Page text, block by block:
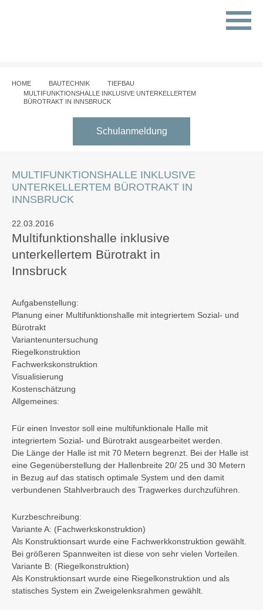
HOME BAUTECHNIK
TIEFBAU
MULTIFUNKTIONSHALLE INKLUSIVE UNTERKELLERTEM
BÜROTRAKT IN INNSBRUCK
Schulanmeldung
MULTIFUNKTIONSHALLE INKLUSIVE
UNTERKELLERTEM BÜROTRAKT IN
INNSBRUCK
22.03.2016
Multifunktionshalle inklusive
unterkellertem Bürotrakt in
Innsbruck
Aufgabenstellung:
Planung einer Multifunktionshalle mit integriertem Sozial- und
Bürotrakt
Variantenuntersuchung
Riegelkonstruktion
Fachwerkskonstruktion
Visualisierung
Kostenschätzung
Allgemeines:
Für einen Investor soll eine multifunktionale Halle mit
integriertem Sozial- und Bürotrakt ausgearbeitet werden.
Die Länge der Halle ist mit 70 Metern begrenzt. Bei der Halle ist
eine Gegenüberstellung der Hallenbreite 20/ 25 und 30 Metern
in Bezug auf das statisch optimale System und den damit
verbundenen Stahlverbrauch des Tragwerkes durchzuführen.
Kurzbeschreibung:
Variante A: (Fachwerkskonstruktion)
Als Konstruktionsart wurde eine Fachwerkkonstruktion gewählt.
Bei größeren Spannweiten ist diese von sehr vielen Vorteilen.
Variante B: (Riegelkonstruktion)
Als Konstruktionsart wurde eine Riegelkonstruktion und als
statisches System ein Zweigelenksrahmen gewählt.